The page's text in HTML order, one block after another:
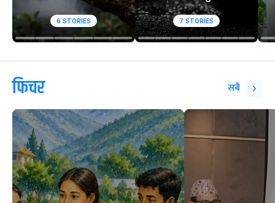
6 STORIES 7 STORIES
फिचर सबै